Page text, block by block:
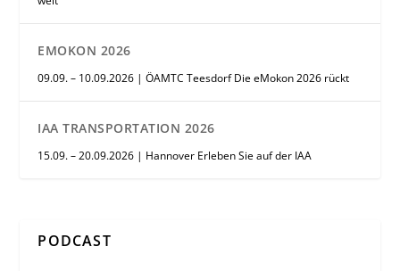
EMOKON 2026
09.09. – 10.09.2026 | ÖAMTC Teesdorf Die eMokon 2026 rückt
IAA TRANSPORTATION 2026
15.09. – 20.09.2026 | Hannover Erleben Sie auf der IAA
PODCAST